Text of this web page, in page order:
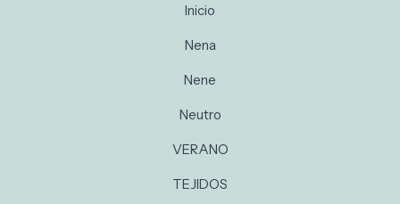
Inicio
Nena
Nene
Neutro
VERANO
TEJIDOS